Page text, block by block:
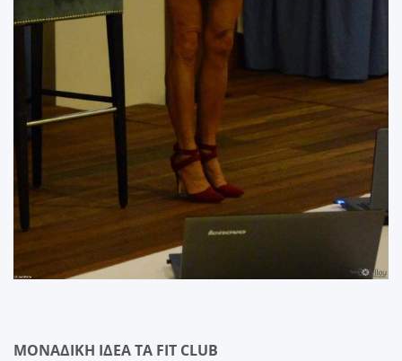
ΜΟΝΑΔΙΚΗ ΙΔΕΑ ΤΑ FIT CLUB